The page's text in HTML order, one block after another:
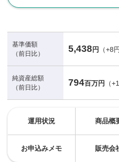
基準価額
（前日比）
5,438 円 （+8
純資産総額
（前日比）
794百万円 （
運用状況 商品概
お申込みメモ 販売会